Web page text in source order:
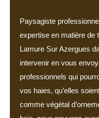
Paysagiste
expertise en matière de
Lamure Sur Azergues
intervenir en vous
professionnels qui
vos haies, qu’elles
comme végétal